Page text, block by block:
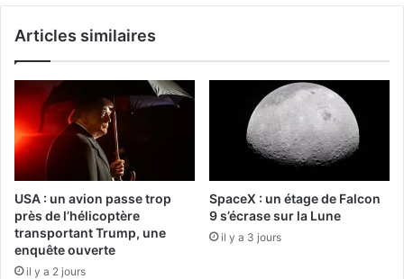
Articles similaires
USA : un avion passe trop
près de l’hélicoptère
transportant Trump, une
enquête ouverte
il y a 2 jours
SpaceX : un étage de Falcon
9 s’écrase sur la Lune
il y a 3 jours